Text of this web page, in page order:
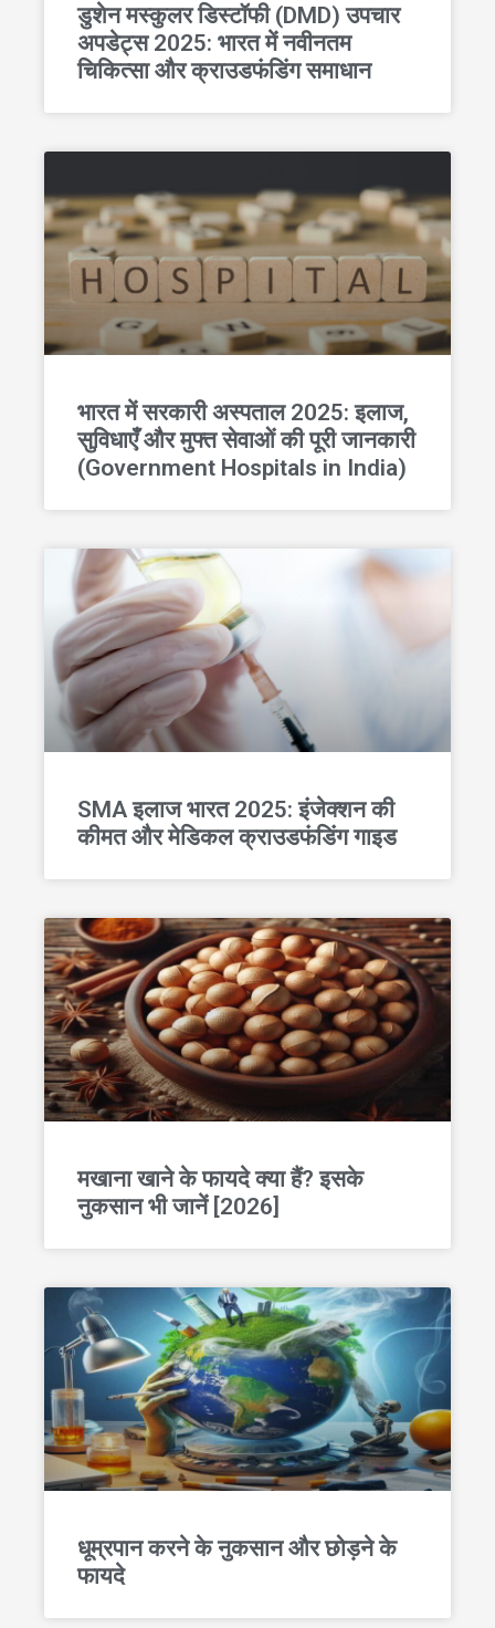
डुशेन मस्कुलर डिस्टॉफी (DMD) उपचार
अपडेट्स 2025: भारत में नवीनतम
चिकित्सा और क्राउडफंडिंग समाधान
भारत में सरकारी अस्पताल 2025: इलाज,
सुविधाएँ और मुफ्त सेवाओं की पूरी जानकारी
(Government Hospitals in India)
SMA इलाज भारत 2025: इंजेक्शन की
कीमत और मेडिकल क्राउडफंडिंग गाइड
मखाना खाने के फायदे क्या हैं? इसके
नुकसान भी जानें [2026]
धूम्रपान करने के नुकसान और छोड़ने के
फायदे